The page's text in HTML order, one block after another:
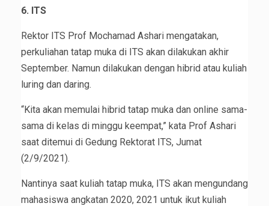
6. ITS
Rektor ITS Prof Mochamad Ashari mengatakan,
perkuliahan tatap muka di ITS akan dilakukan akhir
September. Namun dilakukan dengan hibrid atau kuliah
luring dan daring.
“Kita akan memulai hibrid tatap muka dan online sama-
sama di kelas di minggu keempat,” kata Prof Ashari
saat ditemui di Gedung Rektorat ITS, Jumat
(2/9/2021).
Nantinya saat kuliah tatap muka, ITS akan mengundang
mahasiswa angkatan 2020, 2021 untuk ikut kuliah